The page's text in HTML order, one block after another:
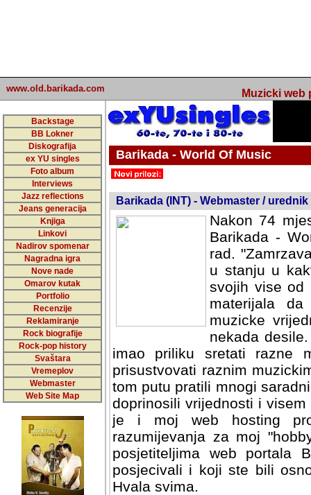
www.old.barikada.com Muzicki web
Backstage
BB Lokner
Diskografija
ex YU singles
Foto album
Interviews
Jazz reflections
Jeans generacija
Knjiga
Linkovi
Nadirov spomenar
Nagradna igra
Nove nade
Omarov kutak
Portfolio
Recenzije
Reklamiranje
Rock biografije
Rock-pop history
Svaštara
Vremeplov
Webmaster
Web Site Map
Barikada - World Of Music
Barikada (INT) - Webmaster / urednik
Nakon 74
Barikada -
rad.
u stanju u
svojih vise od
materijala
muzicke
nekada
imao priliku sretati razne
prisustvovati raznim
tom putu pratili mnogi
doprinosili vrijednosti i
je i moj web hosting
razumijevanja za moj
posjetiteljima web portala
posjecivali i koji ste bili
Hvala svima.